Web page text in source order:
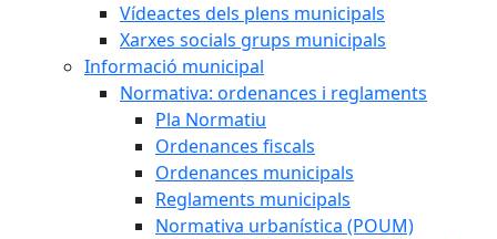
Vídeactes dels plens municipals
Xarxes socials grups municipals
Informació municipal
Normativa: ordenances i reglaments
Pla Normatiu
Ordenances fiscals
Ordenances municipals
Reglaments municipals
Normativa urbanística (POUM)